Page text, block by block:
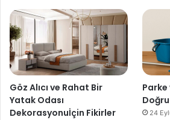
Göz Alıcı ve Rahat Bir
Yatak Odası
Dekorasyonuİçin Fikirler
Parke
Doğru
24